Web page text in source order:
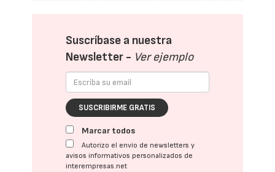
Suscríbase a nuestra
Newsletter - Ver ejemplo
SUSCRIBIRME GRATIS
Marcar todos
Autorizo el envío de newsletters y
avisos informativos personalizados de
interempresas.net